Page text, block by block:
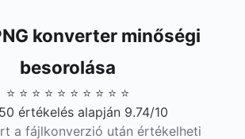
konverter minőségi
besorolása
⭐ ⭐ ⭐ ⭐ ⭐ ⭐ ⭐ ⭐ ⭐ ⭐
értékelés alapján 9.74/10
a fájlkonverzió után értékelheti